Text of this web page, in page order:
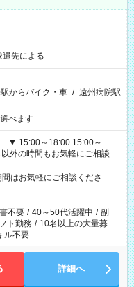
先による
からバイク・車 / 遠州病院駅
べます
はお気軽にご相談くださ
不要 / 40～50代活躍中 / 副
ト勤務 / 10名以上の大量募
ル不要
詳細へ